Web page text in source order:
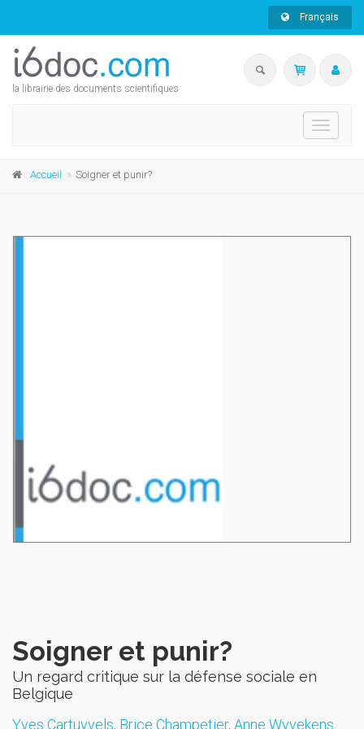
Français
la librairie des documents scientifiques
Toggle
Accueil Soigner et punir?
Soigner et punir?
Un regard critique sur la défense sociale en
Belgique
Yves Cartuyvels, Brice Champetier, Anne Wyvekens